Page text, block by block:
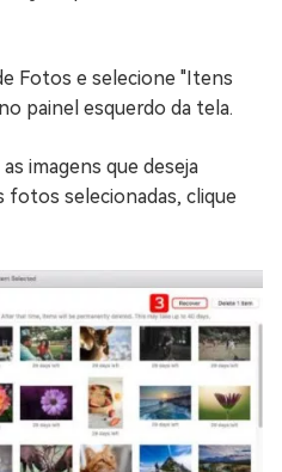
Fotos e selecione "Itens
painel esquerdo da tela.
imagens que deseja
fotos selecionadas, clique